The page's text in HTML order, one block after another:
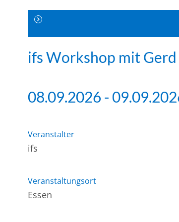
ifs Workshop mit
08.09.2026 -
Veranstalter
ifs
Veranstaltungsort
Essen